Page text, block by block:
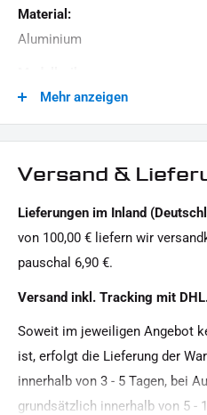
Dieses Angebot kann Beispielbilder enthalten,
Material:
Aluminium
Universal Modellreihe
Pulverbeschichtet
Tachohalter
Mehr anzeigen
Versand &
Lieferungen im Inland
von 100,00 € liefern wir
pauschal 6,90 €.
Versand inkl. Tracking mit
Soweit im jeweiligen Angebot
ist, erfolgt die Lieferung der
innerhalb von 3 - 5 Tagen, bei
grundsätzlich innerhalb von 5 -